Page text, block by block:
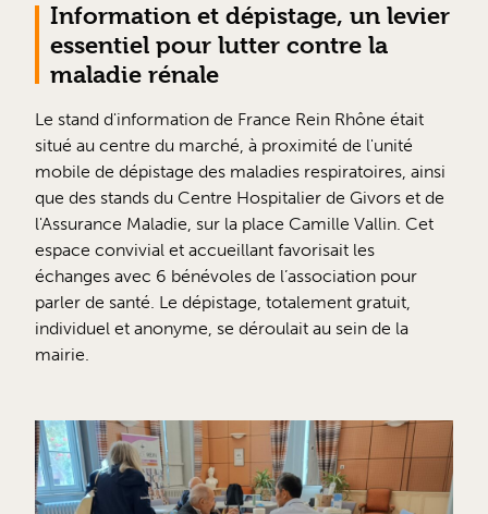
Information et dépistage, un levier
essentiel pour lutter contre la
maladie rénale
Le stand d'information de France Rein Rhône était
situé au centre du marché, à proximité de l'unité
mobile de dépistage des maladies respiratoires, ainsi
que des stands du Centre Hospitalier de Givors et de
l'Assurance Maladie, sur la place Camille Vallin. Cet
espace convivial et accueillant favorisait les
échanges avec 6 bénévoles de l’association pour
parler de santé. Le dépistage, totalement gratuit,
individuel et anonyme, se déroulait au sein de la
mairie.